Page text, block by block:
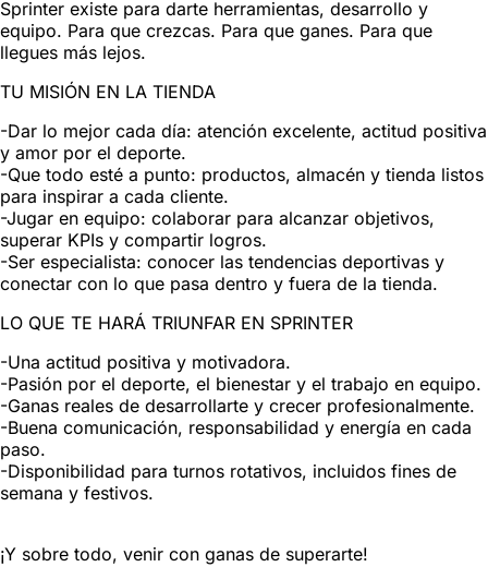
Sprinter existe para darte herramientas, desarrollo y
equipo. Para que crezcas. Para que ganes. Para que
llegues más lejos.
TU MISIÓN EN LA TIENDA
-Dar lo mejor cada día: atención excelente, actitud positiva
y amor por el deporte.
-Que todo esté a punto: productos, almacén y tienda listos
para inspirar a cada cliente.
-Jugar en equipo: colaborar para alcanzar objetivos,
superar KPIs y compartir logros.
-Ser especialista: conocer las tendencias deportivas y
conectar con lo que pasa dentro y fuera de la tienda.
LO QUE TE HARÁ TRIUNFAR EN SPRINTER
-Una actitud positiva y motivadora.
-Pasión por el deporte, el bienestar y el trabajo en equipo.
-Ganas reales de desarrollarte y crecer profesionalmente.
-Buena comunicación, responsabilidad y energía en cada
paso.
-Disponibilidad para turnos rotativos, incluidos fines de
semana y festivos.
¡Y sobre todo, venir con ganas de superarte!